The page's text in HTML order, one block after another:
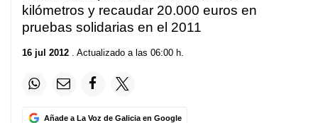
kilómetros y recaudar 20.000 euros en
pruebas solidarias en el 2011
16 jul 2012 . Actualizado a las 06:00 h.
Añade a La Voz de Galicia en Google